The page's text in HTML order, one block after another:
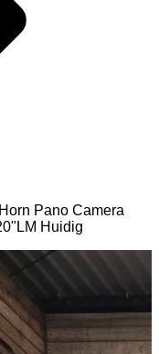
Pano Camera
Huidig